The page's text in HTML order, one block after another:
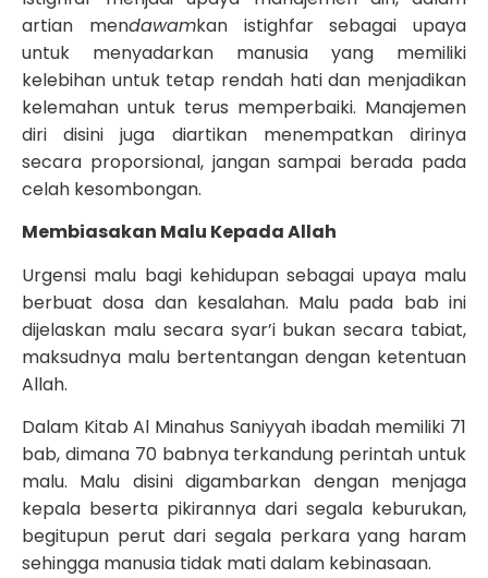
artian mendawamkan istighfar sebagai upaya
untuk menyadarkan manusia yang memiliki
kelebihan untuk tetap rendah hati dan menjadikan
kelemahan untuk terus memperbaiki. Manajemen
diri disini juga diartikan menempatkan dirinya
secara proporsional, jangan sampai berada pada
celah kesombongan.
Membiasakan Malu Kepada Allah
Urgensi malu bagi kehidupan sebagai upaya malu
berbuat dosa dan kesalahan. Malu pada bab ini
dijelaskan malu secara syar’i bukan secara tabiat,
maksudnya malu bertentangan dengan ketentuan
Allah.
Dalam Kitab Al Minahus Saniyyah ibadah memiliki 71
bab, dimana 70 babnya terkandung perintah untuk
malu. Malu disini digambarkan dengan menjaga
kepala beserta pikirannya dari segala keburukan,
begitupun perut dari segala perkara yang haram
sehingga manusia tidak mati dalam kebinasaan.